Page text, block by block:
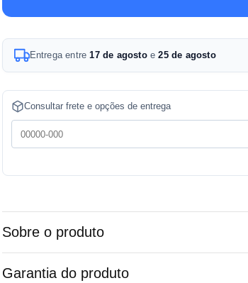
A
i
v
e
:
Entrega entre17 de agostoe25 de agosto
Consultar frete e opções de entrega
Sobre o produto
Garantia do produto